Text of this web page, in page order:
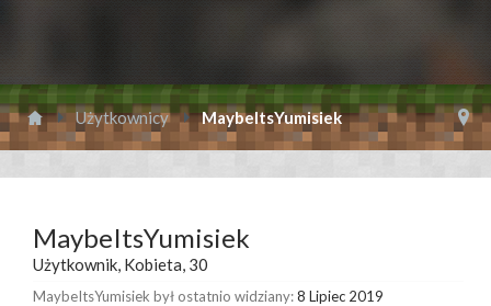
Użytkownicy MaybeItsYumisiek
MaybeItsYumisiek
Użytkownik, Kobieta, 30
MaybeItsYumisiek był ostatnio widziany:8 Lipiec 2019